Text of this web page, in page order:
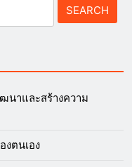
นาและสร้างความ
งตนเอง